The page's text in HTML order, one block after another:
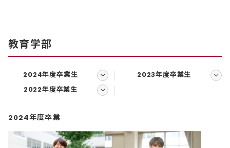
教育学部
2024年度卒業生
2023年度卒業生
2022年度卒業生
2024年度卒業